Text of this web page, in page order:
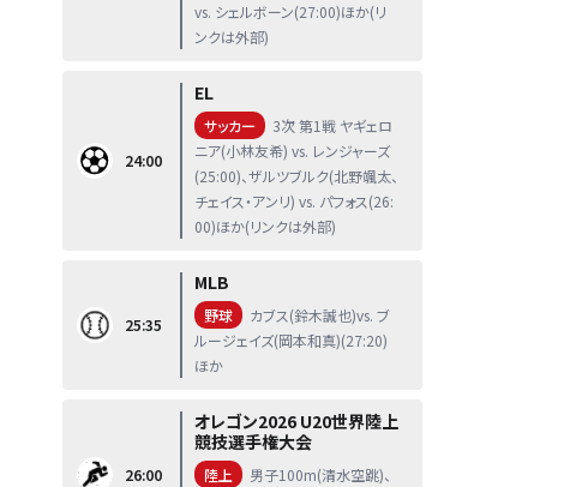
vs. シェルボーン(27:00)ほか(リ
ンクは外部)
24:00
EL
サッカー
3次 第1戦 ヤギェロ
ニア(小林友希) vs. レンジャーズ
(25:00)、ザルツブルク(北野颯太、
チェイス・アンリ) vs. パフォス(26:
00)ほか(リンクは外部)
25:35
MLB
野球
カブス(鈴木誠也)vs. ブ
ルージェイズ(岡本和真)(27:20)
ほか
26:00
オレゴン2026 U20世界陸上
競技選手権大会
陸上
男子100m(清水空跳)、